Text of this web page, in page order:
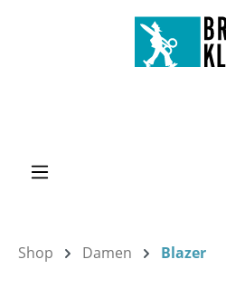
Zum Hauptinhalt springen
Shop Damen Blazer